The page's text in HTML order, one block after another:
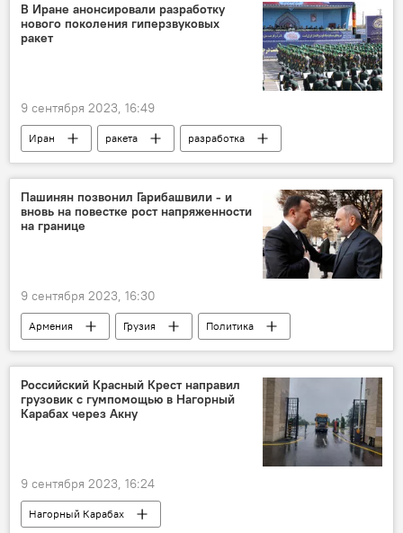
В Иране анонсировали разработку
нового поколения гиперзвуковых
ракет
9 сентября 2023, 16:49
Иран ракета
разработка
В мире
Пашинян позвонил Гарибашвили - и
вновь на повестке рост напряженности
на границе
9 сентября 2023, 16:30
Армения Грузия
Политика
Азербайджан
переговоры
Пашинян Никол
Российский Красный Крест направил
грузовик с гумпомощью в Нагорный
Карабах через Акну
9 сентября 2023, 16:24
Нагорный Карабах